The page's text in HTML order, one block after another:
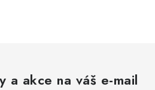
a akce na váš e-mail